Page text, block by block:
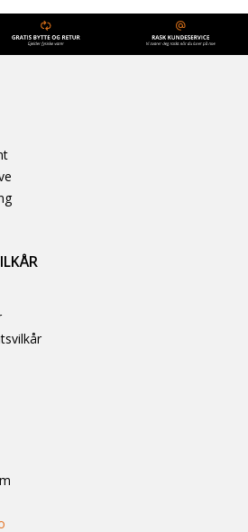
Jørgen Aamot. Utgiver: Topptur sport
Norwegian and English.